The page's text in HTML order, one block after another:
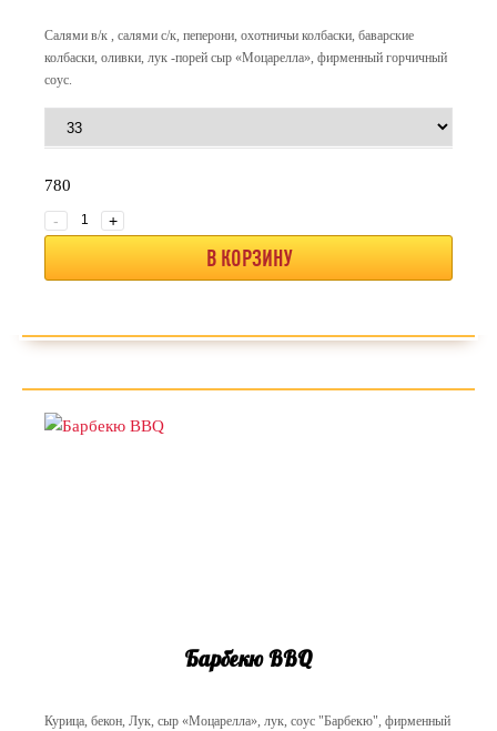
Салями в/к , салями с/к, пеперони, охотничьи колбаски, баварские
колбаски, оливки, лук -порей сыр «Моцарелла», фирменный горчичный
соус.
780
-
+
В КОРЗИНУ
Барбекю BBQ
Курица, бекон, Лук, сыр «Моцарелла», лук, соус "Барбекю", фирменный